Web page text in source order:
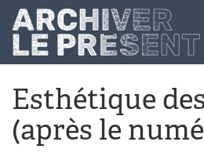
Aller au contenu principal
Esthétique
(après le